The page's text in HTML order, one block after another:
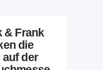
& Frank
die
der